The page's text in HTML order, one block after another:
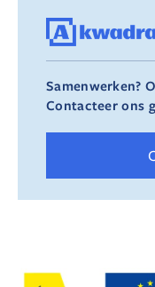
Samenwerken?
Contacteer ons